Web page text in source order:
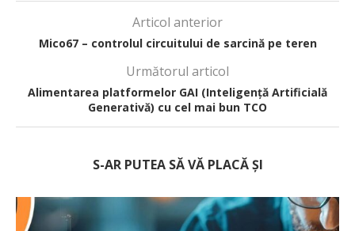
Articol anterior
Mico67 – controlul circuitului de sarcină pe teren
Următorul articol
Alimentarea platformelor GAI (Inteligență Artificială
Generativă) cu cel mai bun TCO
S-AR PUTEA SĂ VĂ PLACĂ ȘI